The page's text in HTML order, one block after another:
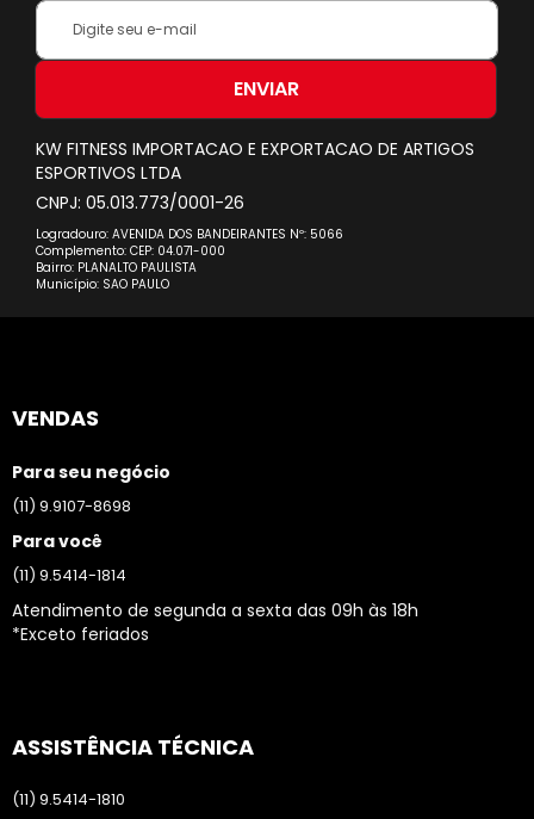
Inscreva-
na
Newsletter:
ENVIAR
KW FITNESS IMPORTACAO E EXPORTACAO DE ARTIGOS
ESPORTIVOS LTDA
CNPJ: 05.013.773/0001-26
Logradouro: AVENIDA DOS BANDEIRANTES Nº: 5066
Complemento: CEP: 04.071-000
Bairro: PLANALTO PAULISTA
Município: SAO PAULO
VENDAS
Para seu negócio
(11) 9.9107-8698
Para você
(11) 9.5414-1814
Atendimento de segunda a sexta das 09h às 18h
*Exceto feriados
ASSISTÊNCIA TÉCNICA
(11) 9.5414-1810